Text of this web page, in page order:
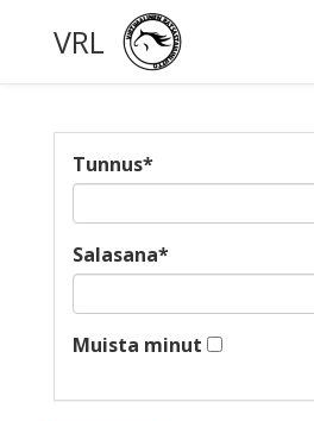
VRL
Tunnus*
Salasana*
Muista minut